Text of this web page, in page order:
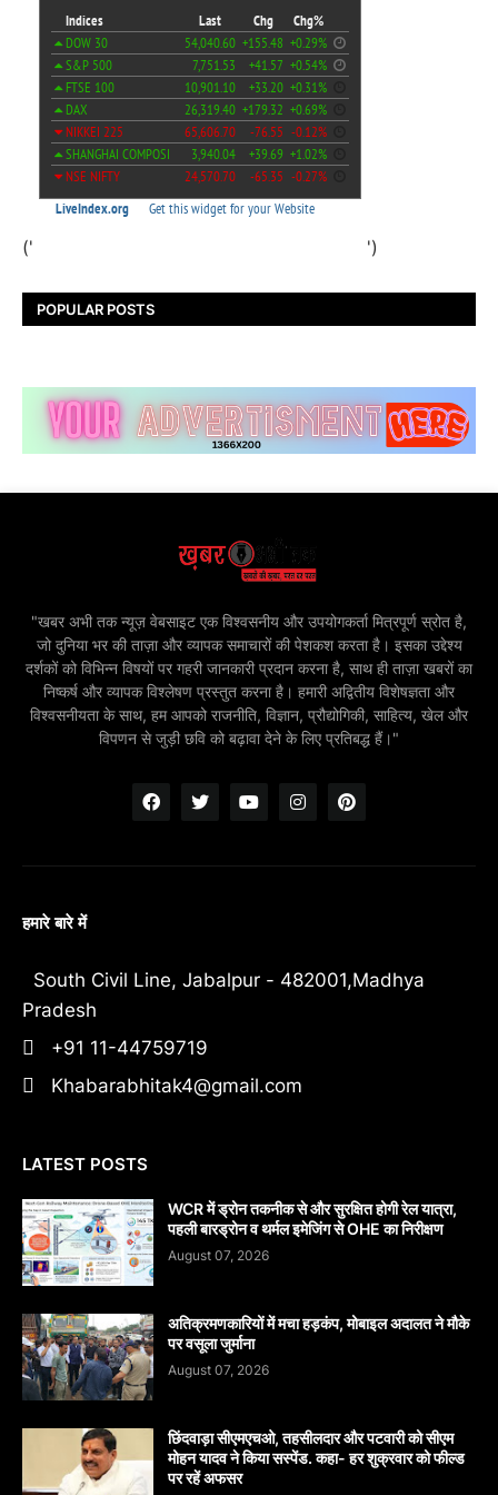
(' ')
POPULAR POSTS
"खबर अभी तक न्यूज़ वेबसाइट एक विश्वसनीय और उपयोगकर्ता मित्रपूर्ण स्रोत है,
जो दुनिया भर की ताज़ा और व्यापक समाचारों की पेशकश करता है। इसका उद्देश्य
दर्शकों को विभिन्न विषयों पर गहरी जानकारी प्रदान करना है, साथ ही ताज़ा खबरों का
निष्कर्ष और व्यापक विश्लेषण प्रस्तुत करना है। हमारी अद्वितीय विशेषज्ञता और
विश्वसनीयता के साथ, हम आपको राजनीति, विज्ञान, प्रौद्योगिकी, साहित्य, खेल और
विपणन से जुड़ी छवि को बढ़ावा देने के लिए प्रतिबद्ध हैं।"
हमारे बारे में
South Civil Line, Jabalpur - 482001,Madhya
Pradesh
+91 11-44759719
Khabarabhitak4@gmail.com
LATEST POSTS
WCR में ड्रोन तकनीक से और सुरक्षित होगी रेल यात्रा,
पहली बारड्रोन व थर्मल इमेजिंग से OHE का निरीक्षण
August 07, 2026
अतिक्रमणकारियों में मचा हड़कंप, मोबाइल अदालत ने मौके
पर वसूला जुर्माना
August 07, 2026
छिंदवाड़ा सीएमएचओ, तहसीलदार और पटवारी को सीएम
मोहन यादव ने किया सस्पेंड. कहा- हर शुक्रवार को फील्ड
पर रहें अफसर